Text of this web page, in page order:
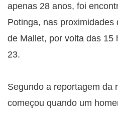
apenas 28 anos, foi
Potinga, nas
de Mallet, por volta das 15
23.
Segundo a reportagem da
começou quando um